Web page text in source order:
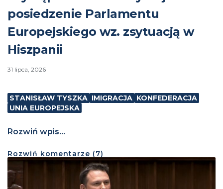
posiedzenie Parlamentu
Europejskiego wz. zsytuacją w
Hiszpanii
31 lipca, 2026
STANISŁAW TYSZKA IMIGRACJA KONFEDERACJA
UNIA EUROPEJSKA
Rozwiń wpis...
Rozwiń komentarze (7)